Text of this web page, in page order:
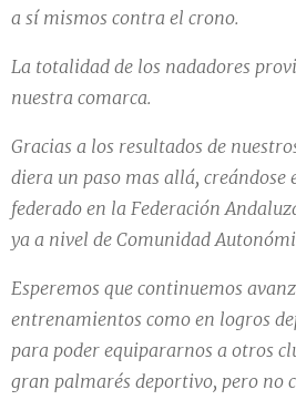
a sí mismos contra el crono.
La totalidad de los nadadores
nuestra comarca.
Gracias a los resultados de
diera un paso mas allá, creándose
federado en la Federación
ya a nivel de Comunidad
Esperemos que continuemos
entrenamientos como en logros
para poder equipararnos a otros
gran palmarés deportivo, pero no